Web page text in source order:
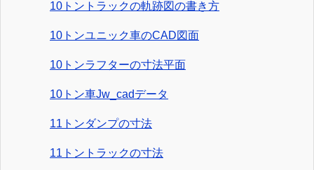
10トントラックの軌跡図の書き方
10トンユニック車のCAD図面
10トンラフターの寸法平面
10トン車Jw_cadデータ
11トンダンプの寸法
11トントラックの寸法